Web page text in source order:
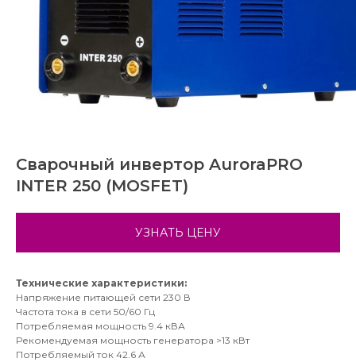
Сварочный инвертор AuroraPRO
INTER 250 (MOSFET)
УЗНАТЬ ЦЕНУ
Технические характеристики:
Напряжение питающей сети 230 В
Частота тока в сети 50/60 Гц
Потребляемая мощность 9.4 кВА
Рекомендуемая мощность генератора >13 кВт
Потребляемый ток 42.6 А